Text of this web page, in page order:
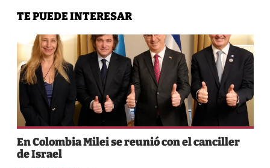
TE PUEDE INTERESAR
En Colombia Milei se reunió con el canciller
de Israel